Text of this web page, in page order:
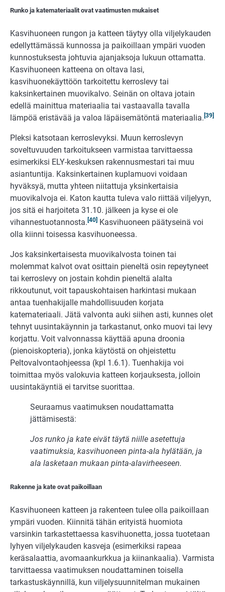
Runko ja katemateriaalit ovat vaatimusten mukaiset
Kasvihuoneen rungon ja katteen täytyy olla viljelykauden
edellyttämässä kunnossa ja paikoillaan ympäri vuoden
kunnostuksesta johtuvia ajanjaksoja lukuun ottamatta.
Kasvihuoneen katteena on oltava lasi,
kasvihuonekäyttöön tarkoitettu kerroslevy tai
kaksinkertainen muovikalvo. Seinän on oltava jotain
edellä mainittua materiaalia tai vastaavalla tavalla
lämpöä eristävää ja valoa läpäisemätöntä materiaalia. [39]
Pleksi katsotaan kerroslevyksi. Muun kerroslevyn
soveltuvuuden tarkoitukseen varmistaa tarvittaessa
esimerkiksi ELY-keskuksen rakennusmestari tai muu
asiantuntija. Kaksinkertainen kuplamuovi voidaan
hyväksyä, mutta yhteen niitattuja yksinkertaisia
muovikalvoja ei. Katon kautta tuleva valo riittää viljelyyn,
jos sitä ei harjoiteta 31.10. jälkeen ja kyse ei ole
vihannestuotannosta. [40] Kasvihuoneen päätyseinä voi
olla kiinni toisessa kasvihuoneessa.
Jos kaksinkertaisesta muovikalvosta toinen tai
molemmat kalvot ovat osittain pieneltä osin repeytyneet
tai kerroslevy on jostain kohdin pieneltä alalta
rikkoutunut, voit tapauskohtaisen harkintasi mukaan
antaa tuenhakijalle mahdollisuuden korjata
katemateriaali. Jätä valvonta auki siihen asti, kunnes olet
tehnyt uusintakäynnin ja tarkastanut, onko muovi tai levy
korjattu. Voit valvonnassa käyttää apuna droonia
(pienoiskopteria), jonka käytöstä on ohjeistettu
Peltovalvontaohjeessa (kpl 1.6.1). Tuenhakija voi
toimittaa myös valokuvia katteen korjauksesta, jolloin
uusintakäyntiä ei tarvitse suorittaa.
Seuraamus vaatimuksen noudattamatta
jättämisestä:
Jos runko ja kate eivät täytä niille asetettuja
vaatimuksia, kasvihuoneen pinta-ala hylätään, ja
ala lasketaan mukaan pinta-alavirheeseen.
Rakenne ja kate ovat paikoillaan
Kasvihuoneen katteen ja rakenteen tulee olla paikoillaan
ympäri vuoden. Kiinnitä tähän erityistä huomiota
varsinkin tarkastettaessa kasvihuonetta, jossa tuotetaan
lyhyen viljelykauden kasveja (esimerkiksi rapeaa
keräsalaattia, avomaankurkkua ja kiinankaalia). Varmista
tarvittaessa vaatimuksen noudattaminen toisella
tarkastuskäynnillä, kun viljelysuunnitelman mukainen